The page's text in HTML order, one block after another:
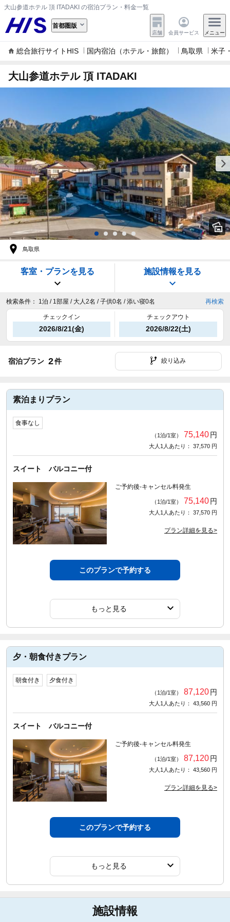
大山参道ホテル 頂 ITADAKI の宿泊プラン・料金一覧
首都圏版
店舗 会員サービス メニュー
総合旅行サイトHIS 国内宿泊（ホテル・旅館） 鳥取県 米子
大山参道ホテル 頂 ITADAKI
鳥取県
客室・プランを見る 施設情報を見る
検索条件： 1泊 / 1部屋 / 大人2名 / 子供0名 / 添い寝0名 再検索
チェックイン
2026/8/21(金)
チェックアウト
2026/8/22(土)
宿泊プラン 2件 絞り込み
素泊まりプラン
食事なし
（1泊/1室） 75,140円
大人1人あたり： 37,570 円
スイート バルコニー付
ご予約後-キャンセル料発生
（1泊/1室） 75,140円
大人1人あたり： 37,570 円
プラン詳細を見る>
このプランで予約する
もっと見る
夕・朝食付きプラン
朝食付き 夕食付き
（1泊/1室） 87,120円
大人1人あたり： 43,560 円
スイート バルコニー付
ご予約後-キャンセル料発生
（1泊/1室） 87,120円
大人1人あたり： 43,560 円
プラン詳細を見る>
このプランで予約する
もっと見る
施設情報